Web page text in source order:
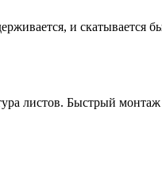
и скатывается
листов. Быстрый